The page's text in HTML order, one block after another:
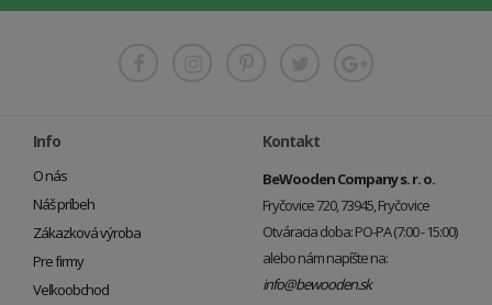
Info
O nás
Náš príbeh
Zákazková výroba
Pre firmy
Veľkoobchod
Kontakt
BeWooden Company s. r. o.
Fryčovice 720, 73945, Fryčovice
Otváracia doba: PO-PA (7:00 - 15:00)
alebo nám napíšte na:
info@bewooden.sk